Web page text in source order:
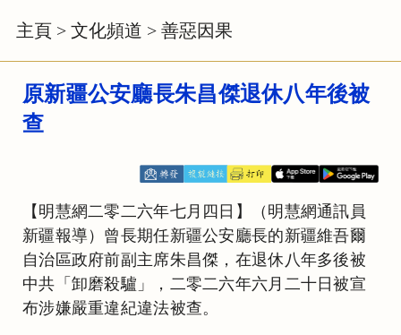
主頁 > 文化頻道 > 善惡因果
原新疆公安廳長朱昌傑退休八年後被
查
【明慧網二零二六年七月四日】（明慧網通訊員
新疆報導）曾長期任新疆公安廳長的新疆維吾爾
自治區政府前副主席朱昌傑，在退休八年多後被
中共「卸磨殺驢」，二零二六年六月二十日被宣
布涉嫌嚴重違紀違法被查。